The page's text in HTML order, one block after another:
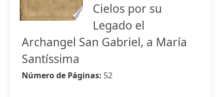
Cielos por su
Legado el
Archangel San Gabriel, a María
Santíssima
Número de Páginas: 52